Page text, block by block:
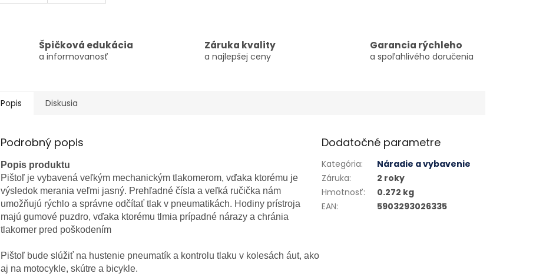
Špičková edukácia
a informovanosť
Záruka kvality
a najlepšej ceny
Garancia rýchleho
a spoľahlivého doručenia
Popis Diskusia
Podrobný popis
Popis produktu
Pištoľ je vybavená veľkým mechanickým tlakomerom, vďaka ktorému je
výsledok merania veľmi jasný. Prehľadné čísla a veľká ručička nám
umožňujú rýchlo a správne odčítať tlak v pneumatikách. Hodiny prístroja
majú gumové puzdro, vďaka ktorému tlmia prípadné nárazy a chránia
tlakomer pred poškodením
Pištoľ bude slúžiť na hustenie pneumatík a kontrolu tlaku v kolesách áut, ako
aj na motocykle, skútre a bicykle.
Dodatočné parametre
Kategória:
Náradie a vybavenie
Záruka:
2 roky
Hmotnosť:
0.272 kg
EAN: 5903293026335